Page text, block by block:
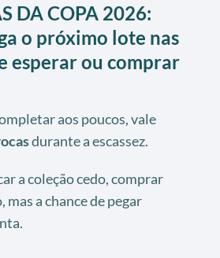
DA COPA 2026:
o próximo lote nas
esperar ou comprar
aos poucos, vale
durante a escassez.
a coleção cedo, comprar
mas a chance de pegar